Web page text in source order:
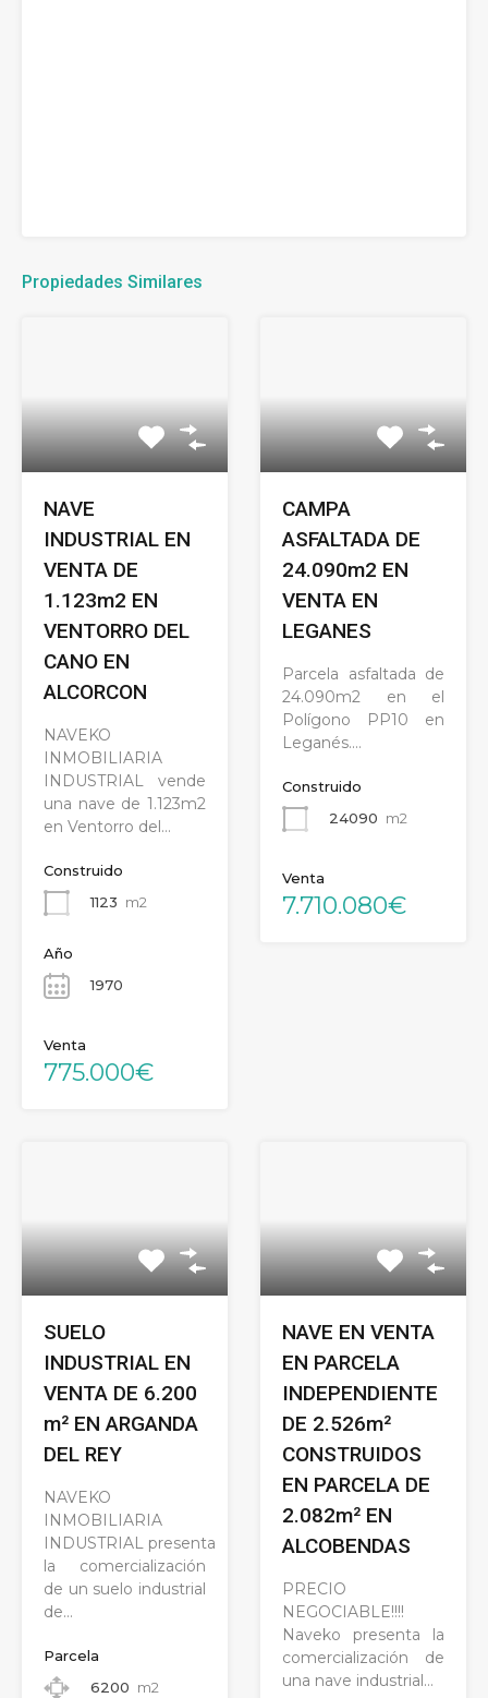
Propiedades Similares
NAVE
INDUSTRIAL EN
VENTA DE
1.123m2 EN
VENTORRO DEL
CANO EN
ALCORCON
NAVEKO
INMOBILIARIA
INDUSTRIAL vende
una nave de 1.123m2
en Ventorro del…
Construido
1123 m2
Año
1970
Venta
775.000€
CAMPA
ASFALTADA DE
24.090m2 EN
VENTA EN
LEGANES
Parcela asfaltada de
24.090m2 en el
Polígono PP10 en
Leganés.…
Construido
24090 m2
Venta
7.710.080€
SUELO
INDUSTRIAL EN
VENTA DE 6.200
m² EN ARGANDA
DEL REY
NAVEKO
INMOBILIARIA
INDUSTRIAL presenta
la comercialización
de un suelo industrial
de…
Parcela
6200 m2
NAVE EN VENTA
EN PARCELA
INDEPENDIENTE
DE 2.526m²
CONSTRUIDOS
EN PARCELA DE
2.082m² EN
ALCOBENDAS
PRECIO
NEGOCIABLE!!!!
Naveko presenta la
comercialización de
una nave industrial…